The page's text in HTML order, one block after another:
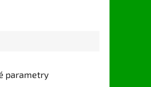
parametry